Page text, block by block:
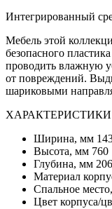
Интегрированный
Мебель этой
безопасного
проводить влажную
от повреждений.
шариковыми
ХАРАКТЕРИСТИКИ
Ширина, мм
Высота, мм 760
Глубина, мм
Материал
Спальное
Цвет корпуса/